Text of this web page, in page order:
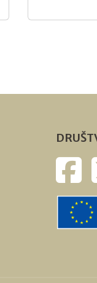
povećanje